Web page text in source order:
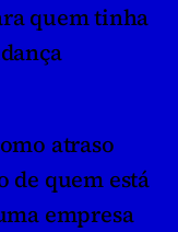
quem tinha
atraso
de quem está
empresa